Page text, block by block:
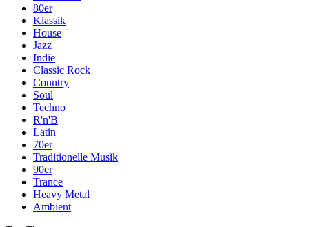
80er
Klassik
House
Jazz
Indie
Classic Rock
Country
Soul
Techno
R'n'B
Latin
70er
Traditionelle Musik
90er
Trance
Heavy Metal
Ambient